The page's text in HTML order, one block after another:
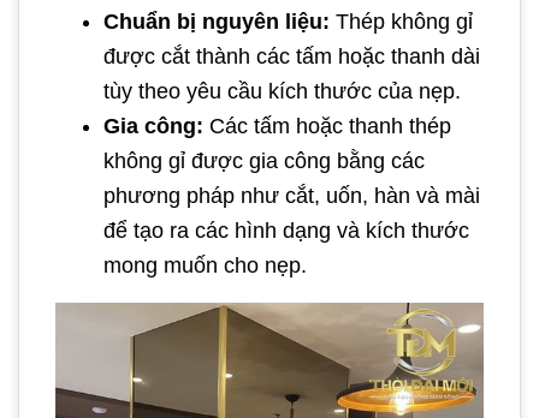
Chuẩn bị nguyên liệu: Thép không gỉ
được cắt thành các tấm hoặc thanh dài
tùy theo yêu cầu kích thước của nẹp.
Gia công: Các tấm hoặc thanh thép
không gỉ được gia công bằng các
phương pháp như cắt, uốn, hàn và mài
để tạo ra các hình dạng và kích thước
mong muốn cho nẹp.